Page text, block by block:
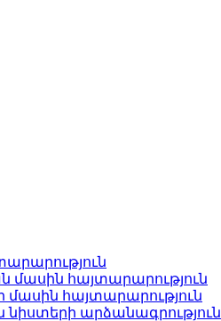
մասին հայտարարություն
հայտարարություն
արձանագրություն